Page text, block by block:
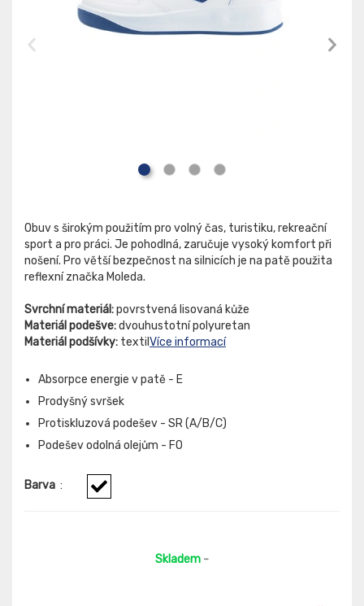
Obuv s širokým použitím pro volný čas, turistiku, rekreační
sport a pro práci. Je pohodlná, zaručuje vysoký komfort při
nošení. Pro větší bezpečnost na silnicích je na patě použita
reflexní značka Moleda.
Svrchní materiál:povrstvená lisovaná kůže
Materiál podešve:dvouhustotní polyuretan
Materiál podšívky: textil Více informací
Absorpce energie v patě - E
Prodyšný svršek
Protiskluzová podešev - SR (A/B/C)
Podešev odolná olejům - FO
Barva :
Skladem -